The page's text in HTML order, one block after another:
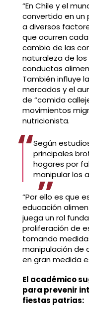
“En Chile y el
convertido en
a diversos
que ocurren
cambio de las
naturaleza de
conductas
También influye
mercados y el
de “comida
movimientos
nutricionista.
Según
principales
hogares por
manipular los
“Por ello es que
educación
juega un rol
proliferación de
tomando
manipulación de
en gran medida
El académico
para prevenir
fiestas patrias: